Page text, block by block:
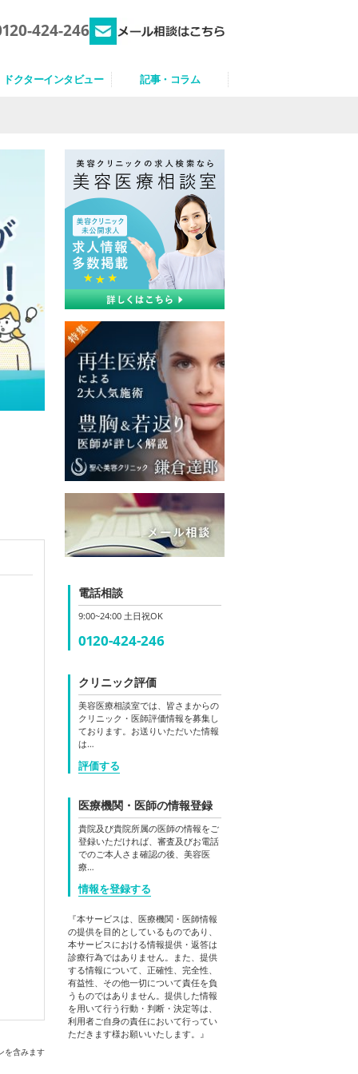
424-246
ドクターインタビュー 記事・コラム
を含みます
電話相談
9:00~24:00 土日祝OK
0120-424-246
クリニック評価
美容医療相談室では、皆さまからの
クリニック・医師評価情報を募集し
ております。お送りいただいた情報
は…
評価する
医療機関・医師の情報登録
貴院及び貴院所属の医師の情報をご
登録いただければ、審査及びお電話
でのご本人さま確認の後、美容医
療…
情報を登録する
『本サービスは、医療機関・医師情報
の提供を目的としているものであり、
本サービスにおける情報提供・返答は
診療行為ではありません。また、提供
する情報について、正確性、完全性、
有益性、その他一切について責任を負
うものではありません。提供した情報
を用いて行う行動・判断・決定等は、
利用者ご自身の責任において行ってい
ただきます様お願いいたします。』